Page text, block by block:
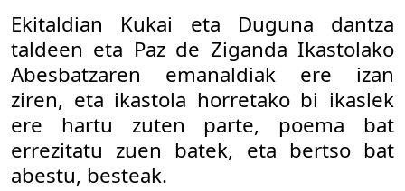
Ekitaldian Kukai eta Duguna dantza
taldeen eta Paz de Ziganda Ikastolako
Abesbatzaren emanaldiak ere izan
ziren, eta ikastola horretako bi ikaslek
ere hartu zuten parte, poema bat
errezitatu zuen batek, eta bertso bat
abestu, besteak.